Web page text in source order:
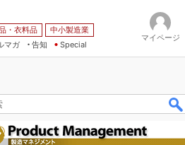
・衣料品
中小製造業
マガ
告知 Special
マイページ